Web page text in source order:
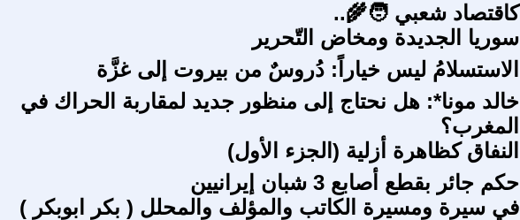
كاقتصاد شعبي 🧑‍🌾..
سوریا الجدیدة ومخاض التّحریر
الاستسلامُ ليس خياراً: دُروسٌ من بيروت إلى غزَّة
خالد مونا*: هل نحتاج إلى منظور جديد لمقاربة الحراك في
المغرب؟
النفاق كظاهرة أزلية (الجزء الأول)
حکم جائر بقطع أصابع 3 شبان إيرانيين
في سيرة ومسيرة الكاتب والمؤلف والمحلل ( بكر ابوبكر )